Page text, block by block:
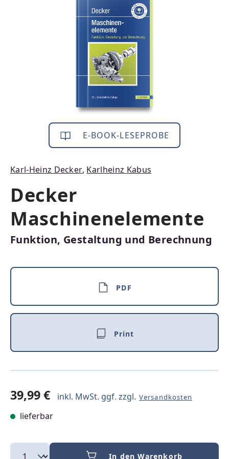
E-BOOK-LESEPROBE
Karl-Heinz Decker, Karlheinz Kabus
Decker
Maschinenelemente
Funktion, Gestaltung und Berechnung
PDF
Print
39,99 € inkl. MwSt. ggf. zzgl. Versandkosten
lieferbar
In den Warenkorb